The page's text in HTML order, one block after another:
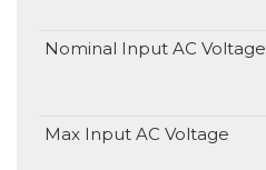
Nominal Input AC Voltage
Max Input AC Voltage